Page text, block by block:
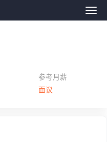
远
参考月薪
面议